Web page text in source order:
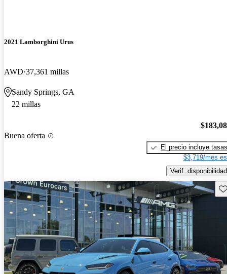
2021 Lamborghini Urus
AWD 37,361 millas
Sandy Springs, GA
22 millas
Buena oferta
El precio incluye tasas
$3,719/mes
Verif. disponibilidad